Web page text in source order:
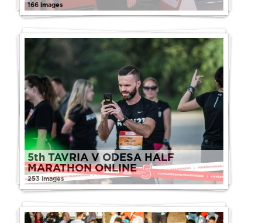
166 images
5th TAVRIA V ODESA HALF
MARATHON ONLINE
253 images